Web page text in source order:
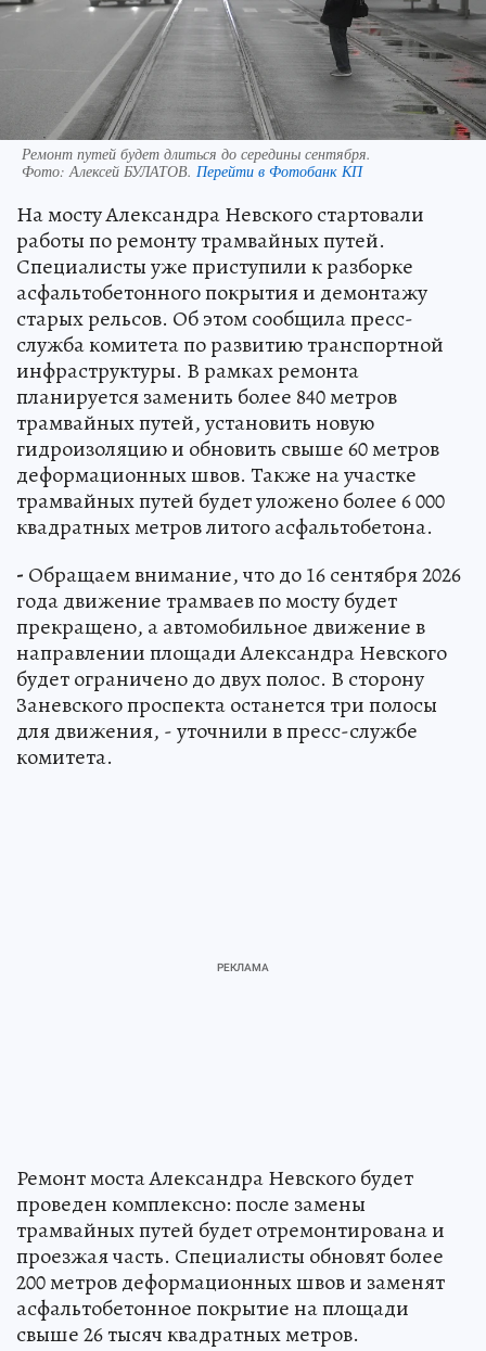
Ремонт путей будет длиться до середины сентября.
Фото:Алексей БУЛАТОВ. Перейти в Фотобанк КП
На мосту Александра Невского стартовали
работы по ремонту трамвайных путей.
Специалисты уже приступили к разборке
асфальтобетонного покрытия и демонтажу
старых рельсов. Об этом сообщила пресс-
служба комитета по развитию транспортной
инфраструктуры. В рамках ремонта
планируется заменить более 840 метров
трамвайных путей, установить новую
гидроизоляцию и обновить свыше 60 метров
деформационных швов. Также на участке
трамвайных путей будет уложено более 6 000
квадратных метров литого асфальтобетона.
- Обращаем внимание, что до 16 сентября 2026
года движение трамваев по мосту будет
прекращено, а автомобильное движение в
направлении площади Александра Невского
будет ограничено до двух полос. В сторону
Заневского проспекта останется три полосы
для движения, - уточнили в пресс-службе
комитета.
Ремонт моста Александра Невского будет
проведен комплексно: после замены
трамвайных путей будет отремонтирована и
проезжая часть. Специалисты обновят более
200 метров деформационных швов и заменят
асфальтобетонное покрытие на площади
свыше 26 тысяч квадратных метров.